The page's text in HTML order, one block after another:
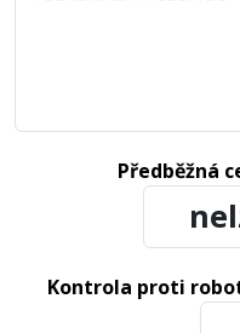
Předběžná
Kontrola proti